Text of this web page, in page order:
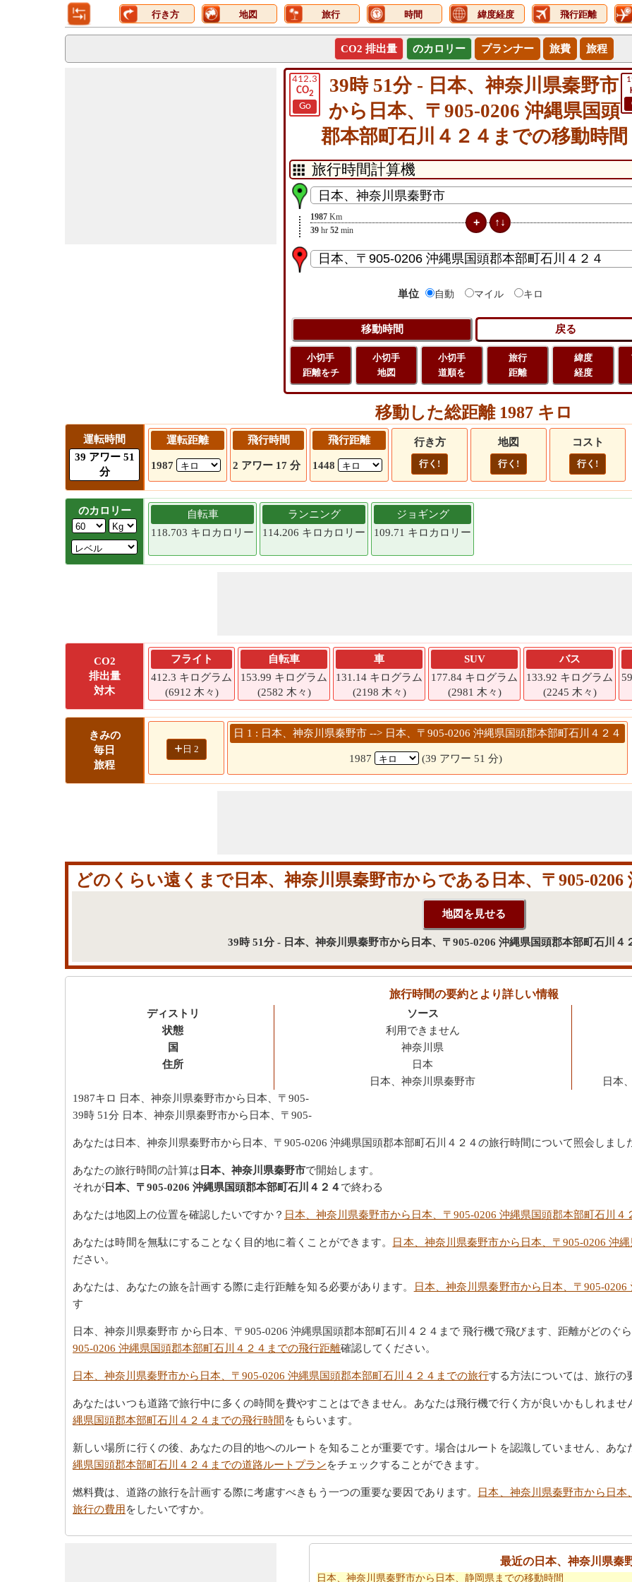
行き方 地図 旅行 時間 緯度経度 飛行距離
CO2 排出量 のカロリー プランナー 旅費 旅程
412.3
CO2
Go
39時 51分 - 日本、神奈川県秦野市
から日本、〒905-0206 沖縄県国頭
郡本部町石川４２４までの移動時間
1987 Km
39 hr 52 min
単位 自動 マイル キロ
小切手
距離をチ
小切手
地図
小切手
道順を
旅行
距離
緯度
経度
移動した総距離 1987 キロ
運転時間
39 アワー 51
分
運転距離
1987
飛行時間
2 アワー 17 分
飛行距離
1448
行き方
行く!
地図
行く!
コスト
行く!
のカロリー
自転車
118.703 キロカロリー
ランニング
114.206 キロカロリー
ジョギング
109.71 キロカロリー
CO2
排出量
対木
フライト
412.3 キログラム
(6912 木々)
自転車
153.99 キログラム
(2582 木々)
車
131.14 キログラム
(2198 木々)
SUV
177.84 キログラム
(2981 木々)
バス
133.92 キログラム
(2245 木々)
きみの
毎日
旅程
+ 日 2
日 1 : 日本、神奈川県秦野市 --> 日本、〒905-0206 沖縄県国頭郡本部町石川４２４
1987 (39 アワー 51 分)
どのくらい遠くまで日本、神奈川県秦野市からである日本、〒905-0206
39時 51分 - 日本、神奈川県秦野市から日本、〒905-0206 沖縄県国頭郡本部町石川４
旅行時間の要約とより詳しい情報
ディストリ
状態
国
住所
ソース
利用できません
神奈川県
日本
日本、神奈川県秦野市
日本
1987キロ 日本、神奈川県秦野市から日本、〒905-
39時 51分 日本、神奈川県秦野市から日本、〒905-
あなたは日本、神奈川県秦野市から日本、〒905-0206 沖縄県国頭郡本部町石川４２４の旅行時間について照会しまし
あなたの旅行時間の計算は 日本、神奈川県秦野市で開始します。
それが 日本、〒905-0206 沖縄県国頭郡本部町石川４２４ で終わる
あなたは地図上の位置を確認したいですか？ 日本、神奈川県秦野市から日本、〒905-0206 沖縄県国頭郡本部町石川４
あなたは時間を無駄にすることなく目的地に着くことができます。 日本、神奈川県秦野市から日本、〒905-0206 沖
ださい。
あなたは、あなたの旅を計画する際に走行距離を知る必要があります。 日本、神奈川県秦野市から日本、〒905-
す
日本、神奈川県秦野市 から日本、〒905-0206 沖縄県国頭郡本部町石川４２４まで 飛行機で飛びます、距離がどのぐら
905-0206 沖縄県国頭郡本部町石川４２４までの飛行距離確認してください。
日本、神奈川県秦野市から日本、〒905-0206 沖縄県国頭郡本部町石川４２４までの旅行する方法については、旅行の
あなたはいつも道路で旅行中に多くの時間を費やすことはできません。あなたは飛行機で行く方が良いかもしれませ
縄県国頭郡本部町石川４２４までの飛行時間をもらいます。
新しい場所に行くの後、あなたの目的地へのルートを知ることが重要です。場合はルートを認識していません、あな
縄県国頭郡本部町石川４２４までの道路ルートプランをチェックすることができます。
燃料費は、道路の旅行を計画する際に考慮すべきもう一つの重要な要因であります。
日本、神奈川県秦野市から日
旅行の費用をしたいですか。
最近の日本、神奈川県秦
日本、神奈川県秦野市から日本、静岡県までの移動時間